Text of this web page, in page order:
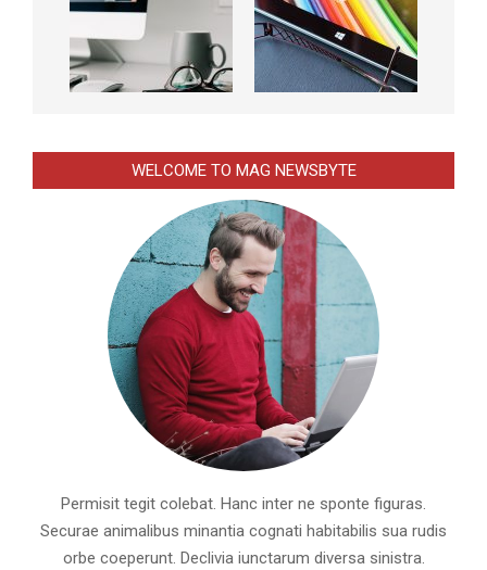
WELCOME TO MAG NEWSBYTE
Permisit tegit colebat. Hanc inter ne sponte figuras.
Securae animalibus minantia cognati habitabilis sua rudis
orbe coeperunt. Declivia iunctarum diversa sinistra.